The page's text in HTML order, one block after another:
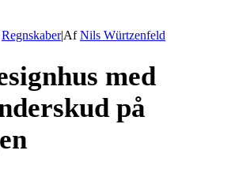
Regnskaber|AfNils Würtzenfeld
med
på